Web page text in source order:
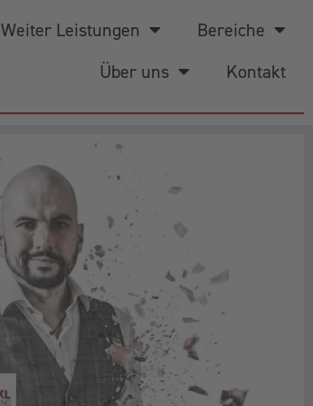
Weiter Leistungen
Bereiche
Über uns
Kontakt